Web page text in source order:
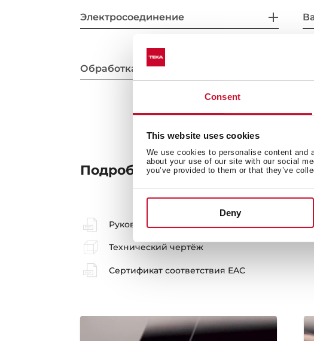
Consent
This website uses cookies
We use cookies to personalise content
about your use of our site with our social
you’ve provided to them or that they’ve
Deny
Электросоединение
Обработка края и установка
Подробное описание
Руководство пользователя
Технический чертёж
Сертификат соответствия EAC